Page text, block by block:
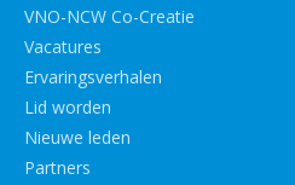
VNO-NCW Co-Creatie
Vacatures
Ervaringsverhalen
Lid worden
Nieuwe leden
Partners